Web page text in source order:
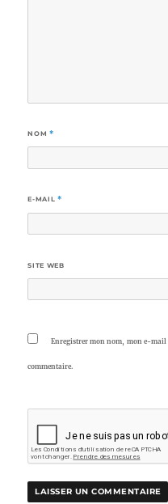
NOM *
E-MAIL *
SITE WEB
Enregistrer mon nom, mon e-mail
commentaire.